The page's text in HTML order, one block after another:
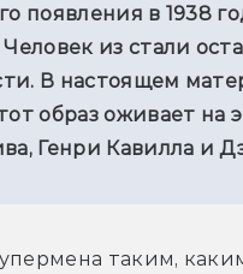
появления в 1938
из стали
В настоящем
образ оживает на
Генри Кавилла и
таким,